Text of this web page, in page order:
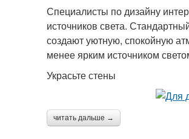
Специалисты по дизайну
источников света.
создают уютную, спокойную
менее ярким источником
Украсьте стены
читать дальше →